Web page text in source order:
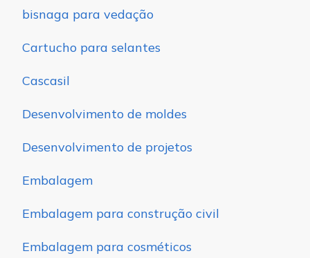
bisnaga para vedação
Cartucho para selantes
Cascasil
Desenvolvimento de moldes
Desenvolvimento de projetos
Embalagem
Embalagem para construção civil
Embalagem para cosméticos